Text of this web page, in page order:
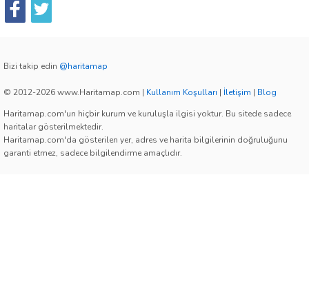
Bizi takip edin @haritamap
© 2012-2026 www.Haritamap.com | Kullanım Koşulları | İletişim | Blog
Haritamap.com'un hiçbir kurum ve kuruluşla ilgisi yoktur. Bu sitede sadece
haritalar gösterilmektedir.
Haritamap.com'da gösterilen yer, adres ve harita bilgilerinin doğruluğunu
garanti etmez, sadece bilgilendirme amaçlıdır.